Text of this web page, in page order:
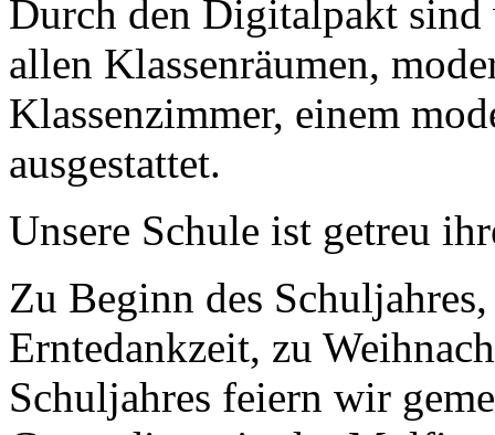
Durch den Digitalpakt
allen Klassenräumen,
Klassenzimmer, einem
ausgestattet.
Unsere Schule ist getreu
Zu Beginn des Schuljahres,
Erntedankzeit, zu
Schuljahres feiern wir